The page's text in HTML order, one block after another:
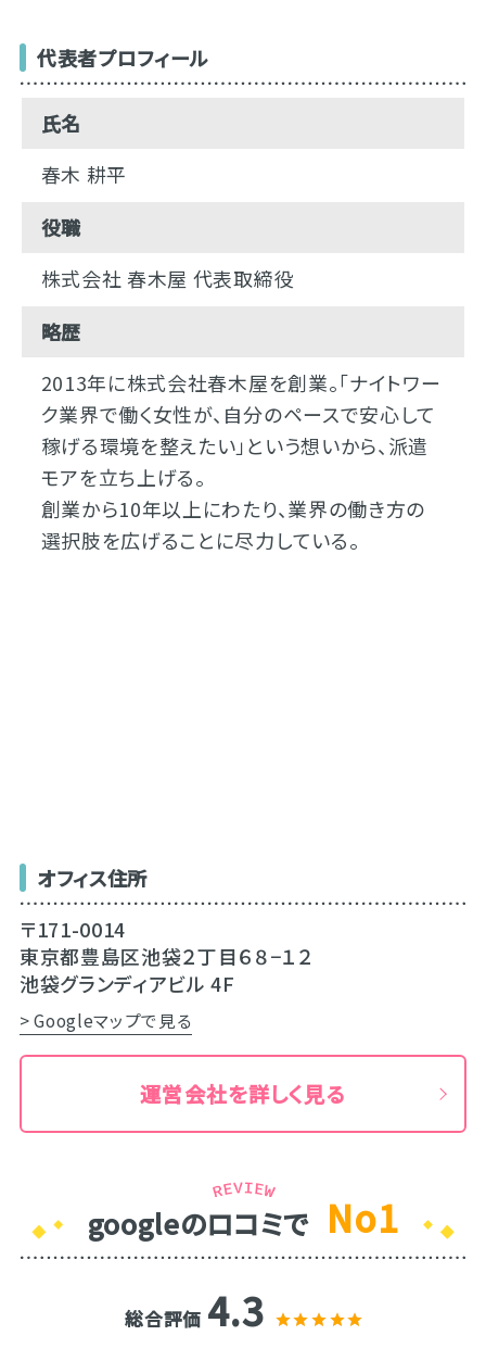
代表者プロフィール
氏名
春木 耕平
役職
株式会社 春木屋 代表取締役
略歴
2013年に株式会社春木屋を創業。「ナイトワー
ク業界で働く女性が、自分のペースで安心して
稼げる環境を整えたい」という想いから、派遣
モアを立ち上げる。
創業から10年以上にわたり、業界の働き方の
選択肢を広げることに尽力している。
オフィス住所
〒171-0014
東京都豊島区池袋２丁目６８−１２
池袋グランディアビル 4F
> Googleマップで見る
運営会社を詳しく見る
googleのロコミで No1
総合評価 4.3